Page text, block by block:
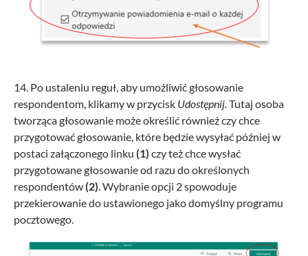
14. Po ustaleniu reguł, aby umożliwić głosowanie
respondentom, klikamy w przycisk Udostępnij.Tutaj osoba
tworząca głosowanie może określić również czy chce
przygotować głosowanie, które będzie wysyłać później w
postaci załączonego linku (1) czy też chce wysłać
przygotowane głosowanie od razu do określonych
respondentów(2). Wybranie opcji 2 spowoduje
przekierowanie do ustawionego jako domyślny programu
pocztowego.